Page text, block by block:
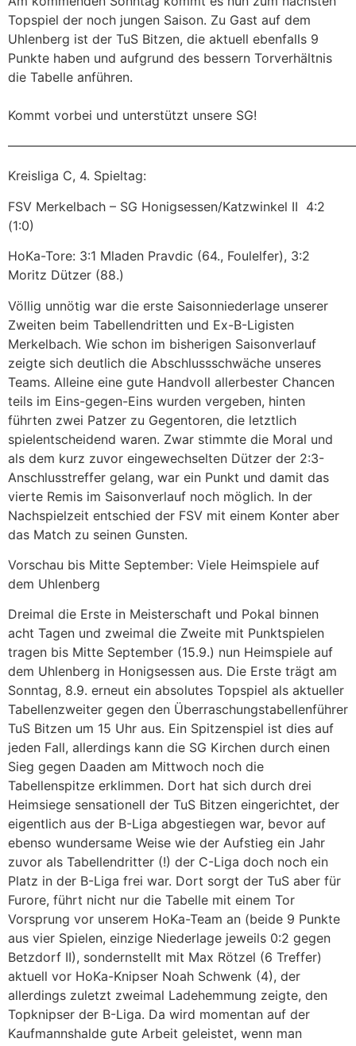
Topspiel der noch jungen Saison. Zu Gast auf dem
Uhlenberg ist der TuS Bitzen, die aktuell ebenfalls 9
Punkte haben und aufgrund des bessern Torverhältnis
die Tabelle anführen.
Kommt vorbei und unterstützt unsere SG!
Kreisliga C, 4. Spieltag:
FSV Merkelbach – SG Honigsessen/Katzwinkel II 4:2
(1:0)
HoKa-Tore: 3:1 Mladen Pravdic (64., Foulelfer), 3:2
Moritz Dützer (88.)
Völlig unnötig war die erste Saisonniederlage unserer
Zweiten beim Tabellendritten und Ex-B-Ligisten
Merkelbach. Wie schon im bisherigen Saisonverlauf
zeigte sich deutlich die Abschlussschwäche unseres
Teams. Alleine eine gute Handvoll allerbester Chancen
teils im Eins-gegen-Eins wurden vergeben, hinten
führten zwei Patzer zu Gegentoren, die letztlich
spielentscheidend waren. Zwar stimmte die Moral und
als dem kurz zuvor eingewechselten Dützer der 2:3-
Anschlusstreffer gelang, war ein Punkt und damit das
vierte Remis im Saisonverlauf noch möglich. In der
Nachspielzeit entschied der FSV mit einem Konter aber
das Match zu seinen Gunsten.
Vorschau bis Mitte September: Viele Heimspiele auf
dem Uhlenberg
Dreimal die Erste in Meisterschaft und Pokal binnen
acht Tagen und zweimal die Zweite mit Punktspielen
tragen bis Mitte September (15.9.) nun Heimspiele auf
dem Uhlenberg in Honigsessen aus. Die Erste trägt am
Sonntag, 8.9. erneut ein absolutes Topspiel als aktueller
Tabellenzweiter gegen den Überraschungstabellenführer
TuS Bitzen um 15 Uhr aus. Ein Spitzenspiel ist dies auf
jeden Fall, allerdings kann die SG Kirchen durch einen
Sieg gegen Daaden am Mittwoch noch die
Tabellenspitze erklimmen. Dort hat sich durch drei
Heimsiege sensationell der TuS Bitzen eingerichtet, der
eigentlich aus der B-Liga abgestiegen war, bevor auf
ebenso wundersame Weise wie der Aufstieg ein Jahr
zuvor als Tabellendritter (!) der C-Liga doch noch ein
Platz in der B-Liga frei war. Dort sorgt der TuS aber für
Furore, führt nicht nur die Tabelle mit einem Tor
Vorsprung vor unserem HoKa-Team an (beide 9 Punkte
aus vier Spielen, einzige Niederlage jeweils 0:2 gegen
Betzdorf II), sondernstellt mit Max Rötzel (6 Treffer)
aktuell vor HoKa-Knipser Noah Schwenk (4), der
allerdings zuletzt zweimal Ladehemmung zeigte, den
Topknipser der B-Liga. Da wird momentan auf der
Kaufmannshalde gute Arbeit geleistet, wenn man